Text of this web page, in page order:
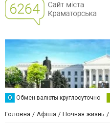
О Обмен валюты круглосуточно
Головна Афіша Ночная жизнь